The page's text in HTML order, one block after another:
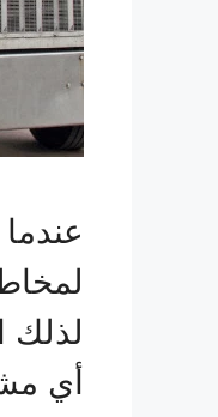
لذلك
أي